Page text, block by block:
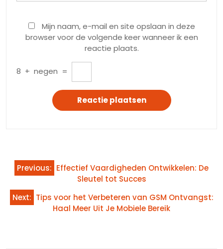
Mijn naam, e-mail en site opslaan in deze
browser voor de volgende keer wanneer ik een
reactie plaats.
8 + negen =
Bericht
navigatie
Previous: Effectief Vaardigheden Ontwikkelen: De
Sleutel tot Succes
Next: Tips voor het Verbeteren van GSM Ontvangst:
Haal Meer Uit Je Mobiele Bereik